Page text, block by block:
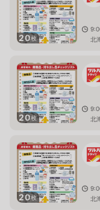
20枚
北
20枚
北
20枚
北